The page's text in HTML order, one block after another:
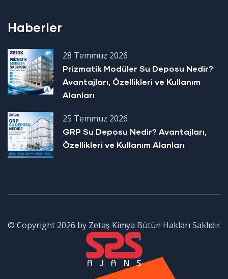
Haberler
28 Temmuz 2026
Prizmatik Modüler Su Deposu Nedir?
Avantajları, Özellikleri ve Kullanım
Alanları
25 Temmuz 2026
GRP Su Deposu Nedir? Avantajları,
Özellikleri ve Kullanım Alanları
© Copyright 2026 by Zetaş Kimya Bütün Hakları Saklıdır